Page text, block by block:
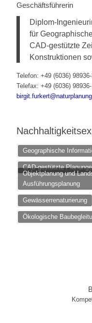
Geschäftsführerin
Diplom-
für
CAD-gestützte
Konstruktionen
Telefon: +49 (6036)
Telefax: +49 (6036) 98936-
Geographische
CAD-gestützte
Objektplanung und
Ausführungsplanung
Gewässerrenaturierung
Ökologische